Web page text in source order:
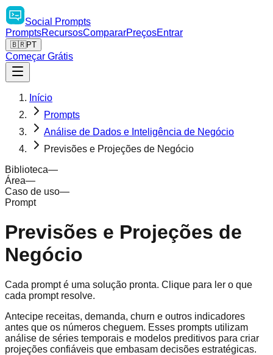
Social
Prompts
PromptsRecursosCompararPreçosEntrar
🇧🇷PT
Começar Grátis
Início
Prompts
Análise de Dados e Inteligência de Negócio
Previsões e Projeções de Negócio
Biblioteca—
Área—
Caso de uso—
Prompt
Previsões e Projeções de
Negócio
Cada prompt é uma solução pronta. Clique para ler o que
cada prompt resolve.
Antecipe receitas, demanda, churn e outros indicadores
antes que os números cheguem. Esses prompts utilizam
análise de séries temporais e modelos preditivos para criar
projeções confiáveis que embasam decisões estratégicas.